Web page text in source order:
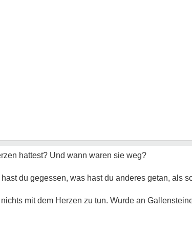
hattest? Und wann waren sie weg?
du gegessen, was hast du anderes getan, als
mit dem Herzen zu tun. Wurde an